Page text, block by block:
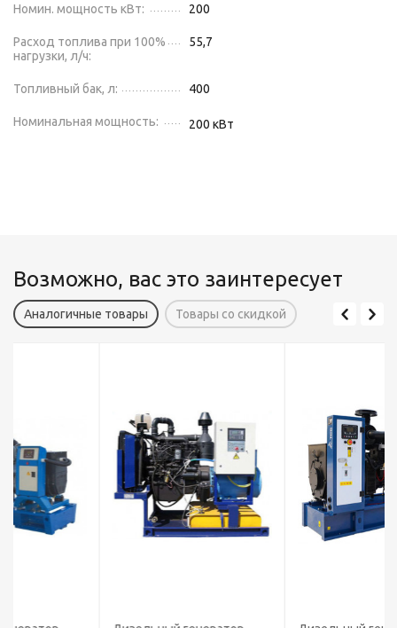
Номин. мощность кВт: 200
Расход топлива при 100%
нагрузки, л/ч:
55,7
Топливный бак, л: 400
Номинальная мощность: 200 кВт
Возможно, вас это заинтересует
Аналогичные товары Товары со скидкой